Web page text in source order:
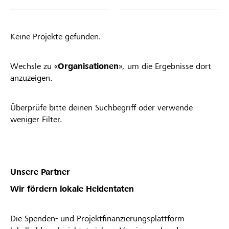
Winterthur behält sich das Recht vor, Projekte
auszuschliessen.
Keine Projekte gefunden.
Wechsle zu «Organisationen», um die Ergebnisse dort
anzuzeigen.
Überprüfe bitte deinen Suchbegriff oder verwende
weniger Filter.
Unsere Partner
Wir fördern lokale Heldentaten
Die Spenden- und Projektfinanzierungsplattform